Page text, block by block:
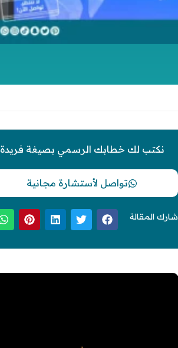
نكتب لك خطابك الرسمي بصيغة فريدة
تواصل لأستشارة مجانية
شارك المقالة